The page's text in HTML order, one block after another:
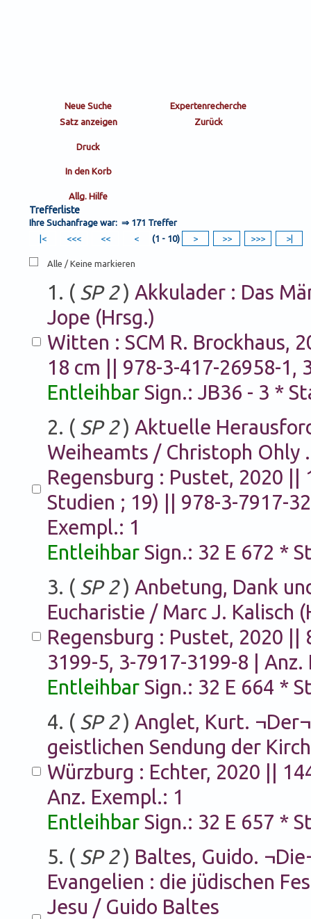
Trefferliste
Ihre Suchanfrage war: ⇒ 171 Treffer
(1 - 10)
Alle / Keine markieren
1. ( SP 2) Akkulader : Das
Jope (Hrsg.)
Witten : SCM R. Brockhaus,
18 cm || 978-3-417-26958-1,
Entleihbar Sign.: JB36 - 3 *
2. ( SP 2) Aktuelle
Weiheamts / Christoph Ohly
Regensburg : Pustet, 2020 ||
Studien ; 19) || 978-3-7917-
Exempl.: 1
Entleihbar Sign.: 32 E 672 *
3. ( SP 2) Anbetung, Dank
Eucharistie / Marc J. Kalisch
Regensburg : Pustet, 2020 ||
3199-5, 3-7917-3199-8 | Anz.
Entleihbar Sign.: 32 E 664 *
4. ( SP 2) Anglet, Kurt.
geistlichen Sendung der
Würzburg : Echter, 2020 ||
Anz. Exempl.: 1
Entleihbar Sign.: 32 E 657 *
5. ( SP 2) Baltes, Guido.
Evangelien : die jüdischen
Jesu / Guido Baltes